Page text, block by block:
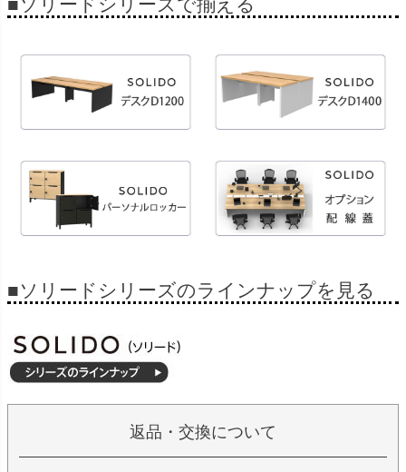
■ソリードシリーズのラインナップを見る
返品・交換について